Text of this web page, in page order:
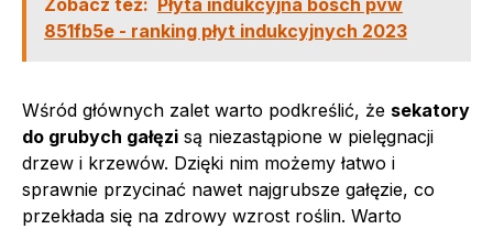
Zobacz też: Płyta indukcyjna bosch pvw
851fb5e - ranking płyt indukcyjnych 2023
Wśród głównych zalet warto podkreślić, że sekatory
do grubych gałęzi są niezastąpione w pielęgnacji
drzew i krzewów. Dzięki nim możemy łatwo i
sprawnie przycinać nawet najgrubsze gałęzie, co
przekłada się na zdrowy wzrost roślin. Warto